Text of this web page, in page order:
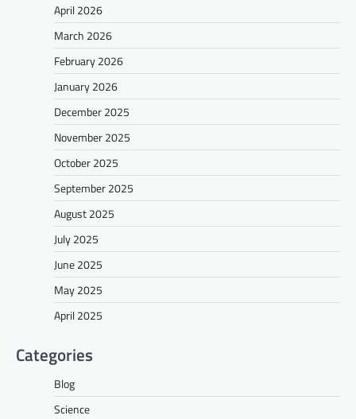
April 2026
March 2026
February 2026
January 2026
December 2025
November 2025
October 2025
September 2025
August 2025
July 2025
June 2025
May 2025
April 2025
Categories
Blog
Science